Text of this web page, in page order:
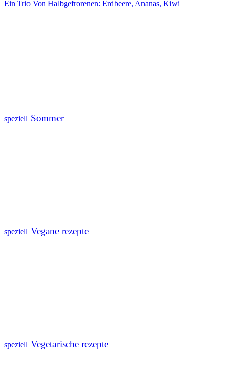
Ein Trio Von Halbgefrorenen: Erdbeere, Ananas, Kiwi
speziell Sommer
speziell Vegane rezepte
speziell Vegetarische rezepte